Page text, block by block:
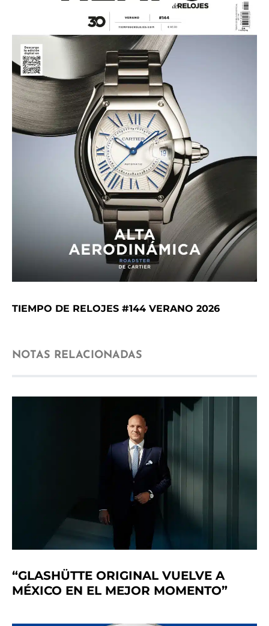
TIEMPO DE RELOJES #144 VERANO 2026
NOTAS RELACIONADAS
“GLASHÜTTE ORIGINAL VUELVE A
MÉXICO EN EL MEJOR MOMENTO”